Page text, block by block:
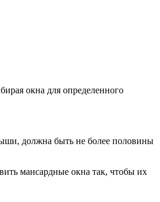
окна для определенного
должна быть не более половины
мансардные окна так, чтобы их